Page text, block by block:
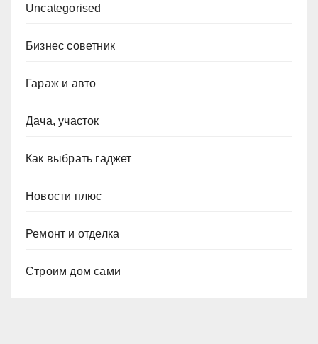
Uncategorised
Бизнес советник
Гараж и авто
Дача, участок
Как выбрать гаджет
Новости плюс
Ремонт и отделка
Строим дом сами